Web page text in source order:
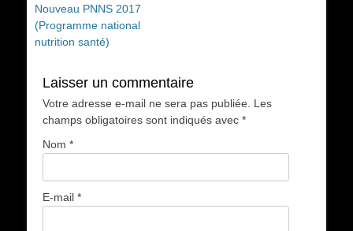
de
l’article
Article
précédent :
Nouveau PNNS 2017
(Programme national
nutrition santé)
Laisser un commentaire
Votre adresse e-mail ne sera pas publiée.
Les
champs obligatoires sont indiqués avec *
Nom *
E-mail *